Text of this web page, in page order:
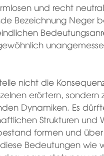
und recht
Bezeichnung Neger
nicht die
erörtern, sondern
Dynamiken. Es
Strukturen
formen und
Bedeutungen wie